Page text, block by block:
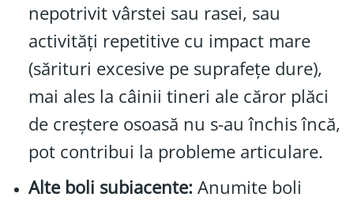
nepotrivit vârstei sau rasei, sau
activități repetitive cu impact mare
(sărituri excesive pe suprafețe dure),
mai ales la câinii tineri ale căror plăci
de creștere osoasă nu s-au închis încă,
pot contribui la probleme articulare.
Alte boli subiacente: Anumite boli